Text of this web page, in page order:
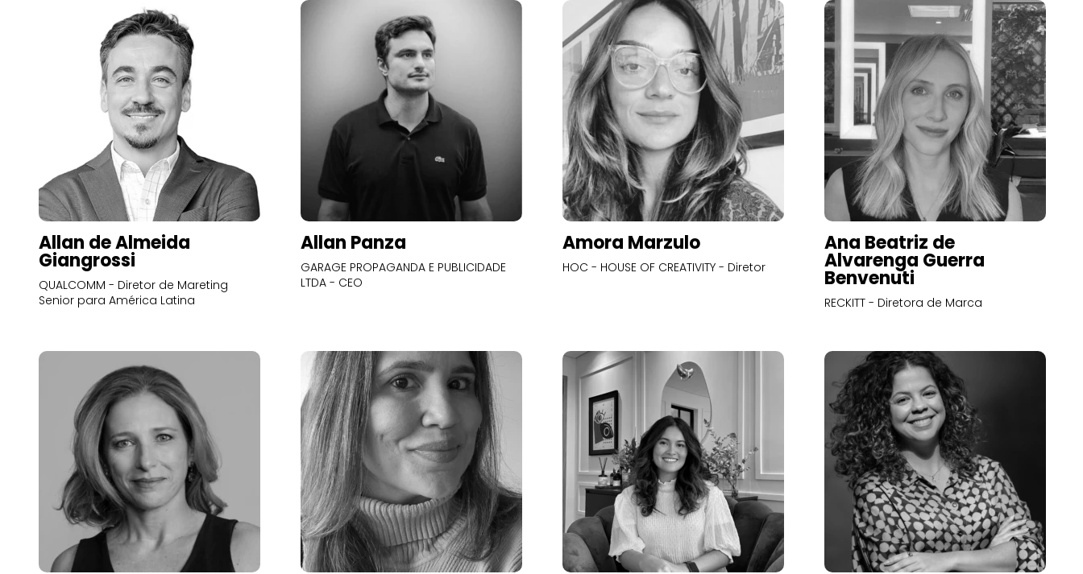
Allan de Almeida
Giangrossi
QUALCOMM - Diretor de Mareting
Senior para América Latina
Allan Panza
GARAGE PROPAGANDA E PUBLICIDADE
LTDA - CEO
Amora Marzulo
HOC - HOUSE OF CREATIVITY - Diretor
Ana Beatriz de
Alvarenga Guerra
Benvenuti
RECKITT - Diretora de Marca